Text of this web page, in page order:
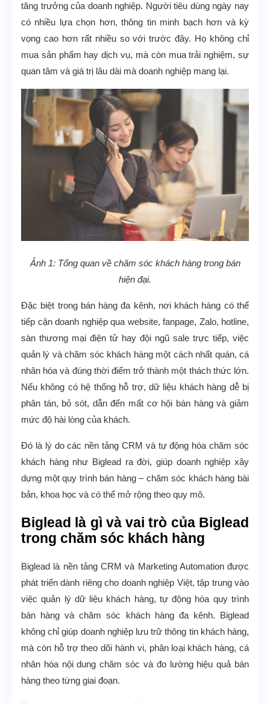
tăng trưởng của doanh nghiệp. Người tiêu dùng ngày nay
có nhiều lựa chọn hơn, thông tin minh bạch hơn và kỳ
vọng cao hơn rất nhiều so với trước đây. Họ không chỉ
mua sản phẩm hay dịch vụ, mà còn mua trải nghiệm, sự
quan tâm và giá trị lâu dài mà doanh nghiệp mang lại.
Ảnh 1: Tổng quan về chăm sóc khách hàng trong bán
hiện đại.
Đặc biệt trong bán hàng đa kênh, nơi khách hàng có thể
tiếp cận doanh nghiệp qua website, fanpage, Zalo, hotline,
sàn thương mại điện tử hay đội ngũ sale trực tiếp, việc
quản lý và chăm sóc khách hàng một cách nhất quán, cá
nhân hóa và đúng thời điểm trở thành một thách thức lớn.
Nếu không có hệ thống hỗ trợ, dữ liệu khách hàng dễ bị
phân tán, bỏ sót, dẫn đến mất cơ hội bán hàng và giảm
mức độ hài lòng của khách.
Đó là lý do các nền tảng CRM và tự động hóa chăm sóc
khách hàng như Biglead ra đời, giúp doanh nghiệp xây
dựng một quy trình bán hàng – chăm sóc khách hàng bài
bản, khoa học và có thể mở rộng theo quy mô.
Biglead là gì và vai trò của Biglead
trong chăm sóc khách hàng
Biglead là nền tảng CRM và Marketing Automation được
phát triển dành riêng cho doanh nghiệp Việt, tập trung vào
việc quản lý dữ liệu khách hàng, tự động hóa quy trình
bán hàng và chăm sóc khách hàng đa kênh. Biglead
không chỉ giúp doanh nghiệp lưu trữ thông tin khách hàng,
mà còn hỗ trợ theo dõi hành vi, phân loại khách hàng, cá
nhân hóa nội dung chăm sóc và đo lường hiệu quả bán
hàng theo từng giai đoạn.